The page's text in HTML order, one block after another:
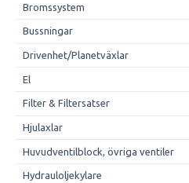
Bromssystem
Bussningar
Drivenhet/Planetväxlar
El
Filter & Filtersatser
Hjulaxlar
Huvudventilblock, övriga ventiler
Hydrauloljekylare